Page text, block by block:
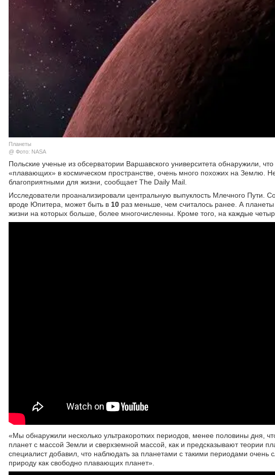
Планеты
@ Фото: NASA
Польские ученые из обсерватории Варшавского университета обнаружили,
«плавающих» в космическом пространстве, очень много похожих на Землю.
благоприятными для жизни, сообщает The Daily Mail.
Исследователи проанализировали центральную выпуклость Млечного Пути.
вроде Юпитера, может быть в 10 раз меньше, чем считалось ранее. А
жизни на которых больше, более многочисленны. Кроме того, на каждые
«Мы обнаружили несколько ультракоротких периодов, менее половины дня,
планет с массой Земли и сверхземной массой, как и предсказывают теории
специалист добавил, что наблюдать за планетами с такими периодами очень
природу как свободно плавающих планет».